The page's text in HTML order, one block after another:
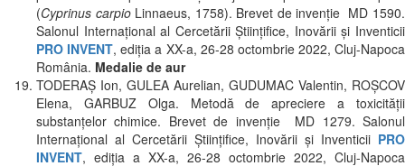
(Cyprinus carpioLinnaeus, 1758). Brevet de invenție MD 1590.
Salonul Internaţional al Cercetării Ştiinţifice, Inovării şi Inventicii
PRO INVENT, ediția a XX-a, 26-28 octombrie 2022, Cluj-Napoca
România. Medalie de aur
TODERAŞ Ion, GULEA Aurelian, GUDUMAC Valentin, ROŞCOV
Elena, GARBUZ Olga. Metodă de apreciere a toxicităţii
substanţelor chimice. Brevet de invenție MD 1279. Salonul
Internaţional al Cercetării Ştiinţifice, Inovării şi Inventicii PRO
INVENT, ediția a XX-a, 26-28 octombrie 2022, Cluj-Napoca